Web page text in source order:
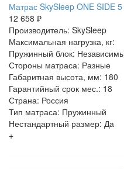
Матрас SkySleep ONE SIDE
12 658 ₽
Производитель: SkySleep
Максимальная нагрузка, кг:
Пружинный блок:
Стороны матраса: Разные
Габаритная высота, мм: 180
Гарантийный срок мес.: 18
Страна: Россия
Тип матраса: Пружинный
Нестандартный размер: Да
+